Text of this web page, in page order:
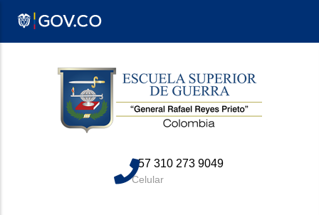
+57 310 273 9049
Celular